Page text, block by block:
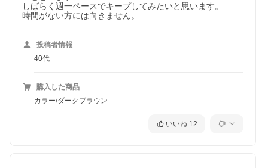
しばらく週一ペースでキープしてみたいと思います。
時間がない方には向きません。
投稿者情報
40代
購入した商品
カラー/ダークブラウン
いいね 12